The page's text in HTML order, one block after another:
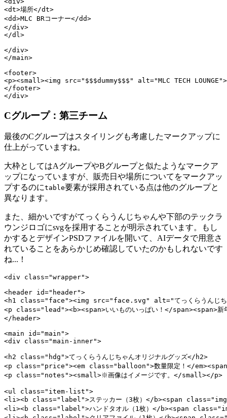
<dt>場所</dt>
<dd>MLC BRコーナー</dd>
</div>
</dl>
</div>
</main>
<footer>
<p><small><img src="$$$dummy$$$" alt="MLC TECH
</footer>
</div>
Cグループ：第三チーム
最後のCグループはスタイリングも考慮したマークアップに
仕上がっていますね。
大枠としてはAグループやBグループと似たようなマークア
ップになっていますが、販売日や場所についてをマークアッ
プするのにtable要素が採用されている点は他のグループと
異なります。
また、細かいですがてっくらうんじちゃんや下部のテックラ
ウンジロゴにsvgを採用することが明示されています。もし
かするとデザインPSDファイルを開いて、AIデータで用意さ
れていることをあらかじめ確認していたのかもしれないです
ね...！
<div class="wrapper">
<header id="header">
<h1 class="face"><img src="face.svg" alt="てっくらうんじちゃ
<p class="lead"><b><span>いいものいっぱい！</span><span>
</header>
<main id="main">
<div class="main-inner">
<h2 class="hdg">てっくらうんじちゃんオリジナルグッズ</h2>
<p class="price"><em class="balloon">数量限定！</
<p class="notes"><small>※画像はイメージです。</small></p>
<ul class="item-list">
<li><b class="label">ステッカー（3枚）</b><span
<li><b class="label">ハンドタオル（1枚）</b><span